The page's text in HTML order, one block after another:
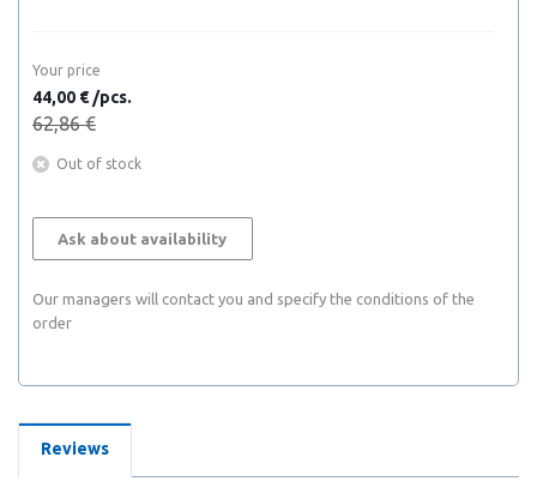
Your price
44,00 € /pcs.
62,86 €
Out of stock
Ask about availability
Our managers will contact you and specify the conditions of the
order
Reviews